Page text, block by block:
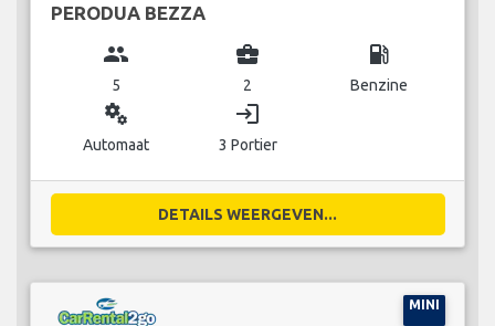
PERODUA BEZZA
group
5
business_center
2
local_gas_station
Benzine
miscellaneous_services
Automaat
login
3 Portier
DETAILS WEERGEVEN...
MINI